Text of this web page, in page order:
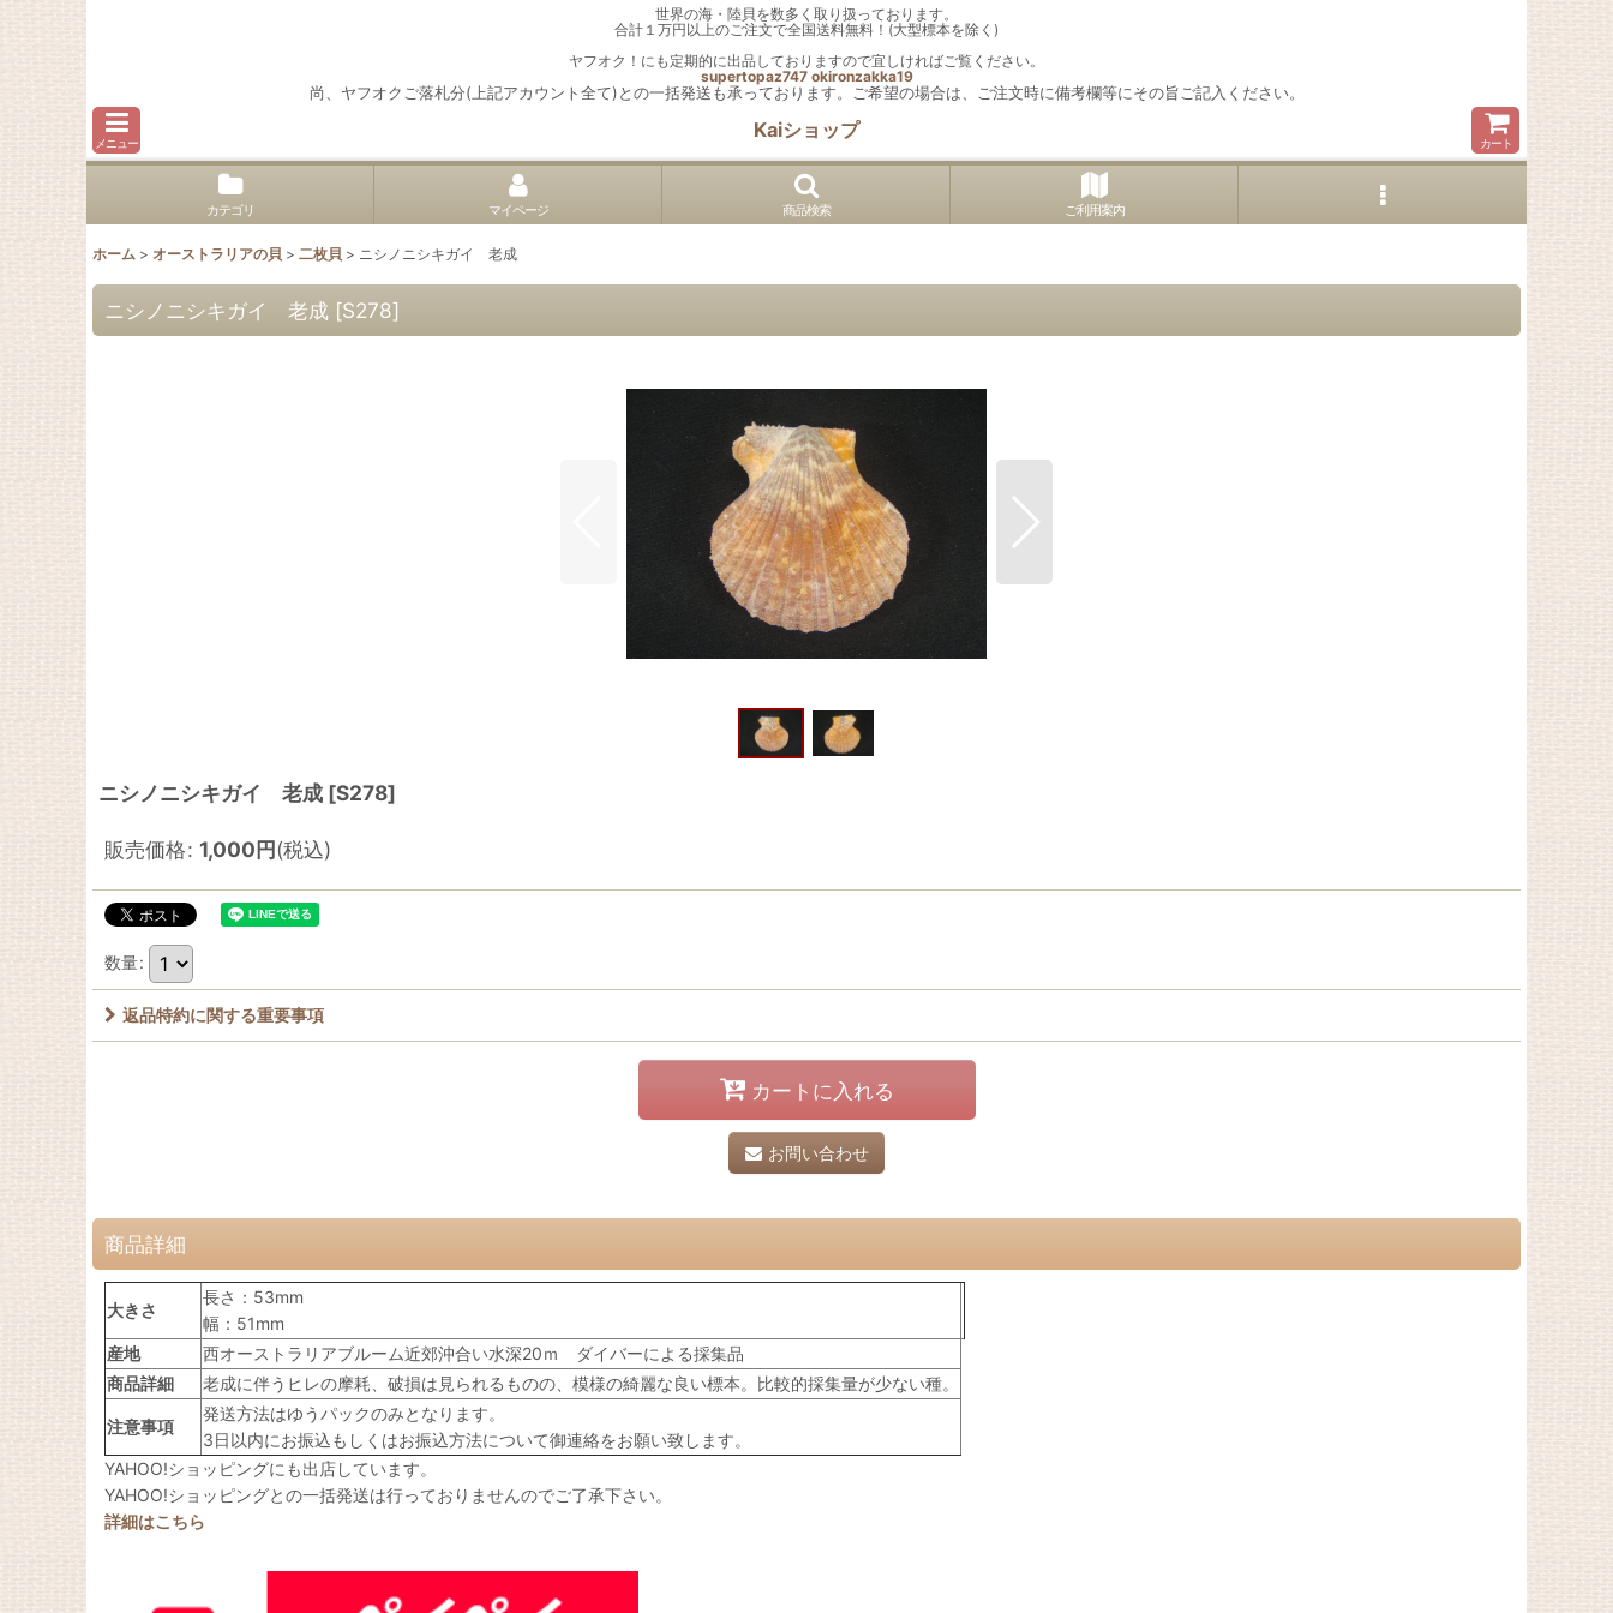
世界の海・陸貝を数多く取り扱っております。
合計１万円以上のご注文で全国送料無料！(大型標本を除く)
ヤフオク！にも定期的に出品しておりますので宜しければご覧ください。
supertopaz747 okironzakka19
尚、ヤフオクご落札分(上記アカウント全て)との一括発送も承っております。ご希望の場合は、ご注文時に備考欄等にその旨ご記入ください。
メニュー
Kaiショップ
カート
カテゴリ マイページ 商品検索 ご利用案内
ホーム > オーストラリアの貝 > 二枚貝 > ニシノニシキガイ 老成
ニシノニシキガイ 老成 [S278]
ニシノニシキガイ 老成 [S278]
販売価格: 1,000円(税込)
数量:
返品特約に関する重要事項
カートに入れる
お問い合わせ
商品詳細
大きさ
長さ：53mm
幅：51mm
産地
西オーストラリアブルーム近郊沖合い水深20ｍ ダイバーによる採集品
商品詳細
老成に伴うヒレの摩耗、破損は見られるものの、模様の綺麗な良い標本。比較的採集量が少ない種。
注意事項
発送方法はゆうパックのみとなります。
3日以内にお振込もしくはお振込方法について御連絡をお願い致します。
YAHOO!ショッピングにも出店しています。
YAHOO!ショッピングとの一括発送は行っておりませんのでご了承下さい。
詳細はこちら